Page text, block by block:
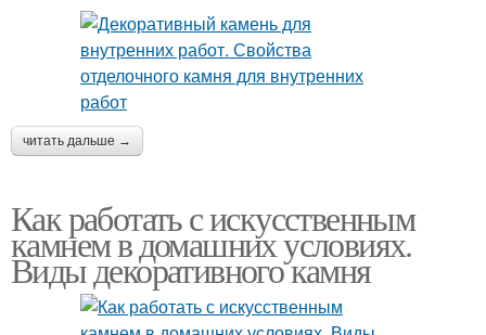
читать дальше →
Как работать с искусственным
камнем в домашних условиях.
Виды декоративного камня